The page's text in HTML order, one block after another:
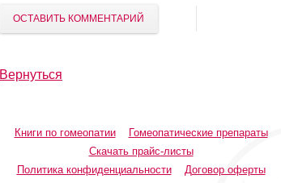
ОСТАВИТЬ КОММЕНТАРИЙ
Вернуться
Книги по гомеопатии
Гомеопатические препараты
Скачать прайс-листы
Политика конфиденциальности
Договор оферты